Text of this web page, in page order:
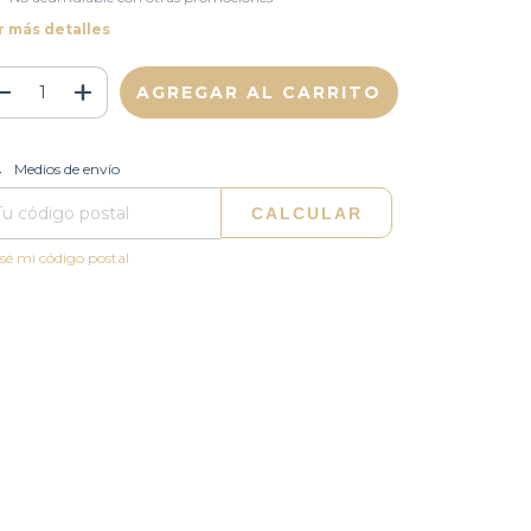
más detalles
para el CP:
Medios de envío
CALCULAR
mi código postal